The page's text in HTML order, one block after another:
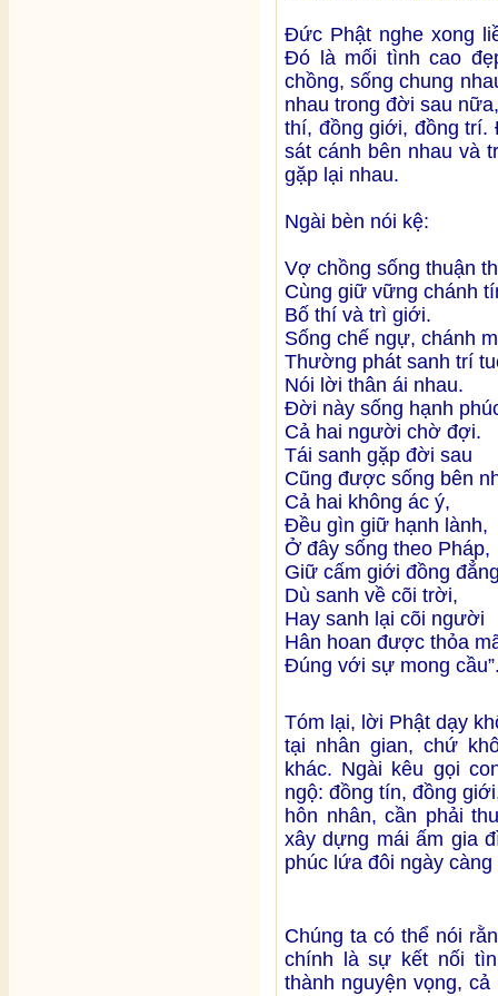
Đức Phật nghe xong
Đó là mối tình cao
chồng, sống chung
nhau trong đời sau
thí, đồng giới, đồng
sát cánh bên nhau và
gặp lại nhau.
Ngài bèn nói kệ:
Vợ chồng sống thuận
Cùng giữ vững chánh
Bố thí và trì giới.
Sống chế ngự, chánh
Thường phát sanh trí
Nói lời thân ái nhau.
Đời này sống hạnh
Cả hai người chờ đợi.
Tái sanh gặp đời sau
Cũng được sống bên
Cả hai không ác ý,
Đều gìn giữ hạnh lành,
Ở đây sống theo Pháp,
Giữ cấm giới đồng
Dù sanh về cõi trời,
Hay sanh lại cõi người
Hân hoan được thỏa
Đúng với sự mong
Tóm lại, lời Phật dạy
tại nhân gian, chứ
khác. Ngài kêu gọi
ngộ: đồng tín, đồng
hôn nhân, cần phải
xây dựng mái ấm gia
phúc lứa đôi ngày
Chúng ta có thể nói
chính là sự kết nối
thành nguyện vọng,